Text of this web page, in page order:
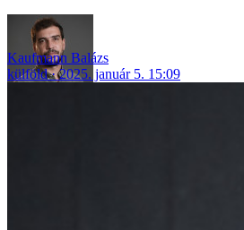
Kaufmann Balázs
külföld
2025. január 5. 15:09